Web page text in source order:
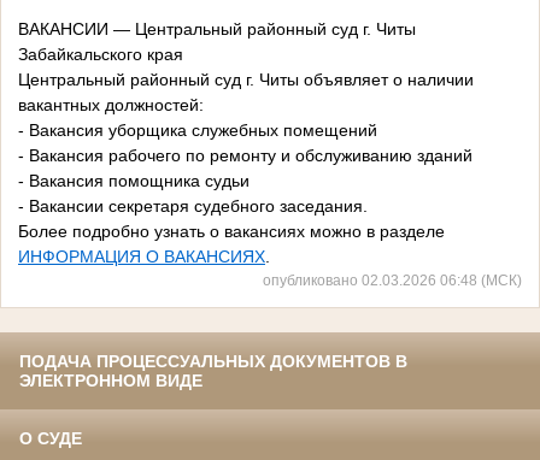
ВАКАНСИИ — Центральный районный суд г. Читы
Забайкальского края
Центральный районный суд г. Читы объявляет о наличии
вакантных должностей:
- Вакансия уборщика служебных помещений
- Вакансия рабочего по ремонту и обслуживанию зданий
- Вакансия помощника судьи
- Вакансии секретаря судебного заседания.
Более подробно узнать о вакансиях можно в разделе
ИНФОРМАЦИЯ О ВАКАНСИЯХ
опубликовано 02.03.2026 06:48 (МСК)
ПОДАЧА ПРОЦЕССУАЛЬНЫХ ДОКУМЕНТОВ В
ЭЛЕКТРОННОМ ВИДЕ
О СУДЕ